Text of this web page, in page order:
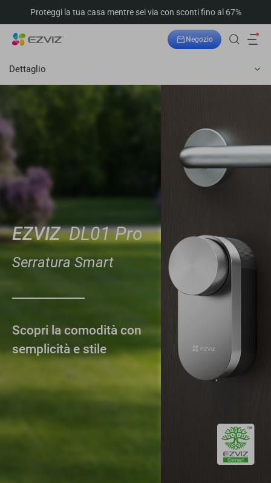
Proteggi la tua casa mentre sei via con sconti fino al 67%
Negozio
Dettaglio
EZVIZDL01 Pro
Serratura Smart
Scopri la comodità con
semplicità e stile